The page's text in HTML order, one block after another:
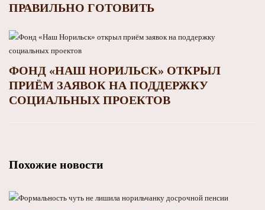
ПРАВИЛЬНО ГОТОВИТЬ
ФОНД «НАШ НОРИЛЬСК» ОТКРЫЛ
ПРИЁМ ЗАЯВОК НА ПОДДЕРЖКУ
СОЦИАЛЬНЫХ ПРОЕКТОВ
Похожие новости